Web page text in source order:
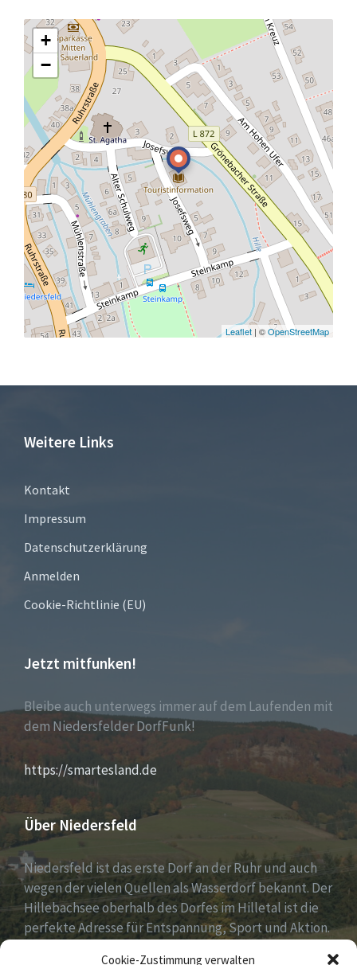
Cookie-Zustimmung verwalten
+
−
Leaflet | ©OpenStreetMap
Weitere Links
Kontakt
Impressum
Datenschutzerklärung
Anmelden
Cookie-Richtlinie (EU)
Jetzt mitfunken!
Bleibe auch unterwegs immer auf dem Laufenden mit
dem Niedersfelder DorfFunk!
https://smartesland.de
Über Niedersfeld
Niedersfeld ist das erste Dorf an der Ruhr und auch
wegen der vielen Quellen als Wasserdorf bekannt. Der
Hillebachsee oberhalb des Dorfes im Hilletal ist die
perfekte Adresse für Entspannung, Sport und Aktion.